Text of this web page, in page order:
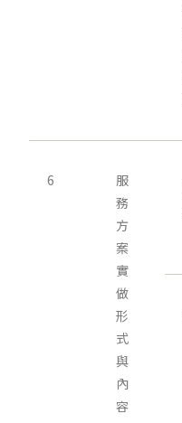
6
服
務
方
案
實
做
形
式
與
內
容